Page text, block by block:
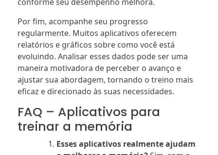
Por fim, acompanhe seu progresso
regularmente. Muitos aplicativos oferecem
relatórios e gráficos sobre como você está
evoluindo. Analisar esses dados pode ser uma
maneira motivadora de perceber o avanço e
ajustar sua abordagem, tornando o treino mais
eficaz e direcionado às suas necessidades.
FAQ – Aplicativos para
treinar a memória
Esses aplicativos realmente ajudam